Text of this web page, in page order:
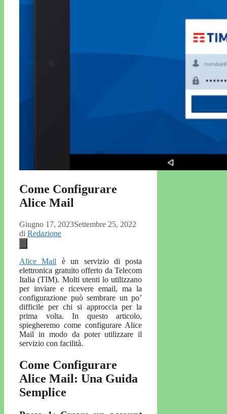
Come Configurare
Alice Mail
Giugno 17, 2023Settembre 25, 2022
di Redazione
Alice Mail è un servizio di posta
elettronica gratuito offerto da Telecom
Italia (TIM). Molti utenti lo utilizzano
per inviare e ricevere email, ma la
configurazione può sembrare un po’
difficile per chi si approccia per la
prima volta. In questo articolo,
spiegheremo come configurare Alice
Mail in modo da poter utilizzare il
servizio con facilità.
Come Configurare
Alice Mail: Una Guida
Semplice